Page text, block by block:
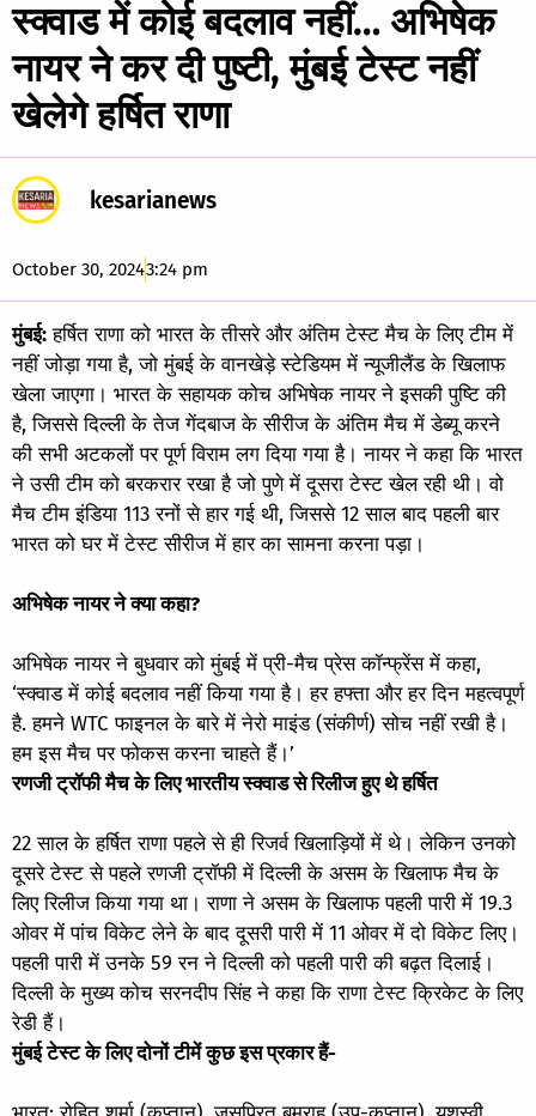
स्क्वाड में कोई बदलाव नहीं… अभिषेक
नायर ने कर दी पुष्टी, मुंबई टेस्ट नहीं
खेलेगे हर्षित राणा
kesarianews
October 30, 20243:24 pm
मुंबई:हर्षित राणा को भारत के तीसरे और अंतिम टेस्ट मैच के लिए टीम में
नहीं जोड़ा गया है, जो मुंबई के वानखेड़े स्टेडियम में न्यूजीलैंड के खिलाफ
खेला जाएगा। भारत के सहायक कोच अभिषेक नायर ने इसकी पुष्टि की
है, जिससे दिल्ली के तेज गेंदबाज के सीरीज के अंतिम मैच में डेब्यू करने
की सभी अटकलों पर पूर्ण विराम लग दिया गया है। नायर ने कहा कि भारत
ने उसी टीम को बरकरार रखा है जो पुणे में दूसरा टेस्ट खेल रही थी। वो
मैच टीम इंडिया 113 रनों से हार गई थी, जिससे 12 साल बाद पहली बार
भारत को घर में टेस्ट सीरीज में हार का सामना करना पड़ा।
अभिषेक नायर ने क्या कहा?
अभिषेक नायर ने बुधवार को मुंबई में प्री-मैच प्रेस कॉन्फ्रेंस में कहा,
‘स्क्वाड में कोई बदलाव नहीं किया गया है। हर हफ्ता और हर दिन महत्वपूर्ण
है. हमने WTC फाइनल के बारे में नेरो माइंड (संकीर्ण) सोच नहीं रखी है।
हम इस मैच पर फोकस करना चाहते हैं।’
रणजी ट्रॉफी मैच के लिए भारतीय स्क्वाड से रिलीज हुए थे हर्षित
22 साल के हर्षित राणा पहले से ही रिजर्व खिलाड़ियों में थे। लेकिन उनको
दूसरे टेस्ट से पहले रणजी ट्रॉफी में दिल्ली के असम के खिलाफ मैच के
लिए रिलीज किया गया था। राणा ने असम के खिलाफ पहली पारी में 19.3
ओवर में पांच विकेट लेने के बाद दूसरी पारी में 11 ओवर में दो विकेट लिए।
पहली पारी में उनके 59 रन ने दिल्ली को पहली पारी की बढ़त दिलाई।
दिल्ली के मुख्य कोच सरनदीप सिंह ने कहा कि राणा टेस्ट क्रिकेट के लिए
रेडी हैं।
मुंबई टेस्ट के लिए दोनों टीमें कुछ इस प्रकार हैं-